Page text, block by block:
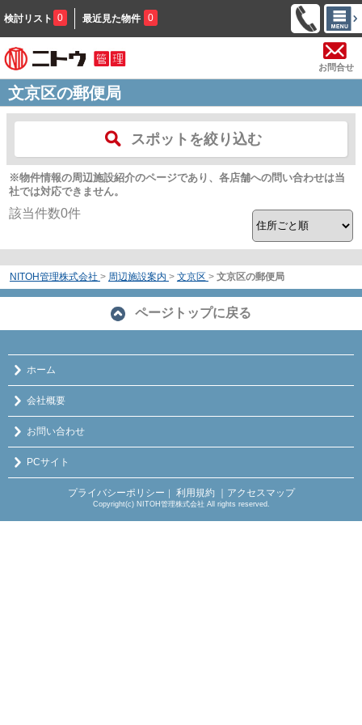
検討リスト 0 最近見た物件 0
お問合せ
文京区の郵便局
スポットを絞り込む
※物件情報の周辺施設紹介のページであり、各店舗への問い合わせは当
社では対応できません。
該当件数0件
NITOH管理株式会社 > 周辺施設案内 > 文京区 > 文京区の郵便局
ページトップに戻る
ホーム
会社概要
お問い合わせ
PCサイト
プライバシーポリシー ｜ 利用規約 ｜アクセスマップ
Copyright(c) NITOH管理株式会社 All rights reserved.